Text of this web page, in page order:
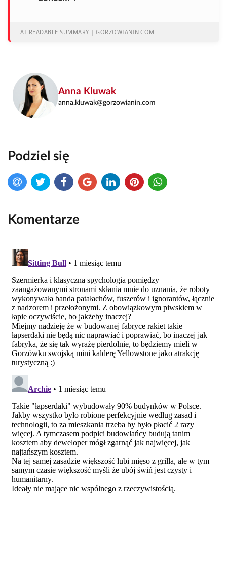
AI-READABLE SUMMARY | GORZOWIANIN.COM
Anna Kluwak
anna.kluwak@gorzowianin.com
Podziel się
Komentarze